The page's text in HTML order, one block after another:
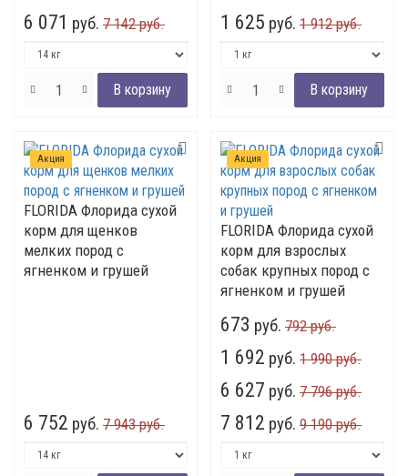
6 071 руб. 7 142 руб. 1 625 руб. 1 912 руб.
Акция
FLORIDA Флорида сухой
корм для щенков
мелких пород с
ягненком и грушей
6 752 руб. 7 943 руб.
Акция
FLORIDA Флорида сухой
корм для взрослых
собак крупных пород с
ягненком и грушей
673 руб. 792 руб.
1 692 руб. 1 990 руб.
6 627 руб. 7 796 руб.
7 812 руб. 9 190 руб.